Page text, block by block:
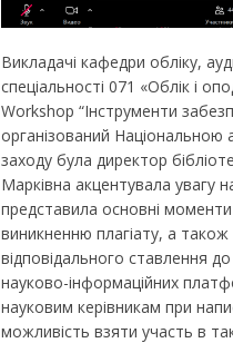
Викладачі кафедри обліку,
спеціальності 071 «Облік і
Workshop “Інструменти
організований Національною
заходу була директор
Марківна акцентувала увагу
представила основні
виникненню плагіату, а
відповідального ставлення
науково-інформаційних
науковим керівникам при
можливість взяти участь в